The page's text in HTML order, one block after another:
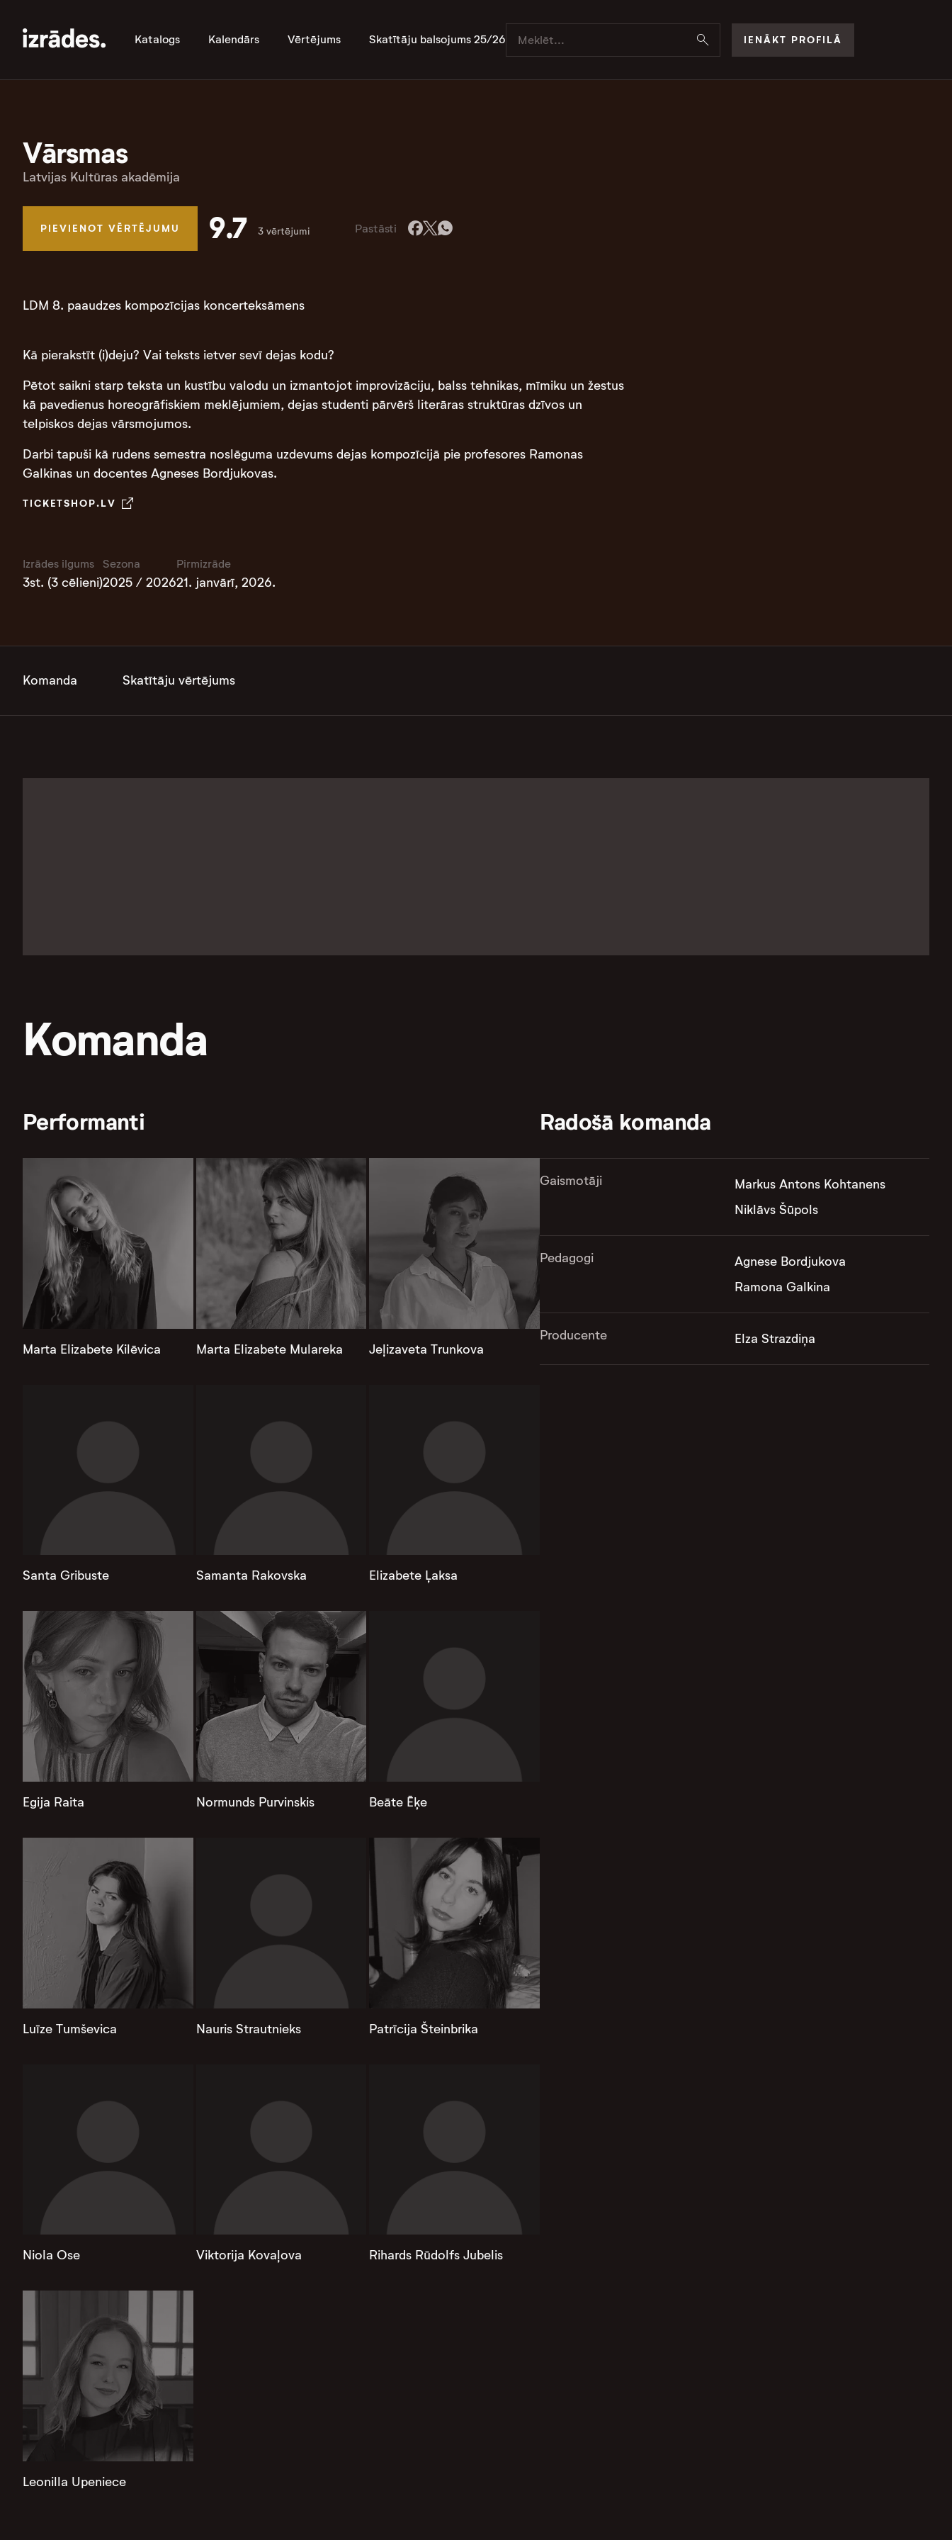
Katalogs Kalendārs Vērtējums Skatītāju balsojums 25/26 IENĀKT PROFILĀ
Vārsmas
Latvijas Kultūras akadēmija
PIEVIENOT VĒRTĒJUMU 9.7 3 vērtējumi Pastāsti
LDM 8. paaudzes kompozīcijas koncerteksāmens
Kā pierakstīt (i)deju? Vai teksts ietver sevī dejas kodu?
Pētot saikni starp teksta un kustību valodu un izmantojot improvizāciju, balss tehnikas, mīmiku un žestus
kā pavedienus horeogrāfiskiem meklējumiem, dejas studenti pārvērš literāras struktūras dzīvos un
telpiskos dejas vārsmojumos.
Darbi tapuši kā rudens semestra noslēguma uzdevums dejas kompozīcijā pie profesores Ramonas
Galkinas un docentes Agneses Bordjukovas.
TICKETSHOP.LV
Izrādes ilgums
3st. (3 cēlieni)
Sezona
2025 / 2026
Pirmizrāde
21. janvārī, 2026.
Komanda Skatītāju vērtējums
Komanda
Performanti
Marta Elizabete Kilēvica Marta Elizabete Mulareka Jeļizaveta Trunkova
Santa Gribuste Samanta Rakovska Elizabete Ļaksa
Egija Raita Normunds Purvinskis Beāte Ēķe
Luīze Tumševica Nauris Strautnieks Patrīcija Šteinbrika
Niola Ose Viktorija Kovaļova Rihards Rūdolfs Jubelis
Leonilla Upeniece
Radošā komanda
Gaismotāji
Markus Antons Kohtanens
Niklāvs Šūpols
Pedagogi
Agnese Bordjukova
Ramona Galkina
Producente Elza Strazdiņa